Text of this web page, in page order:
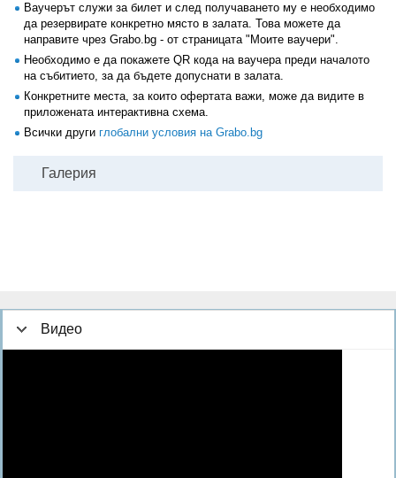
Ваучерът служи за билет и след получаването му е необходимо
да резервирате конкретно място в залата. Това можете да
направите чрез Grabo.bg - от страницата "Моите ваучери".
Необходимо е да покажете QR кода на ваучера преди началото
на събитието, за да бъдете допуснати в залата.
Конкретните места, за които офертата важи, може да видите в
приложената интерактивна схема.
Всички други глобални условия на Grabo.bg
Галерия
Видео